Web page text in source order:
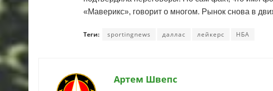
«Маверикс», говорит о многом. Рынок снова в
Теги: sportingnews даллас лейкерс НБА
Артем Швепс